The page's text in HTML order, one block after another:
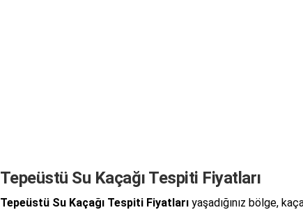
Tepeüstü Su Kaçağı Tespiti Fiyatları
Tepeüstü Su Kaçağı Tespiti Fiyatlarıyaşadığınız bölge,